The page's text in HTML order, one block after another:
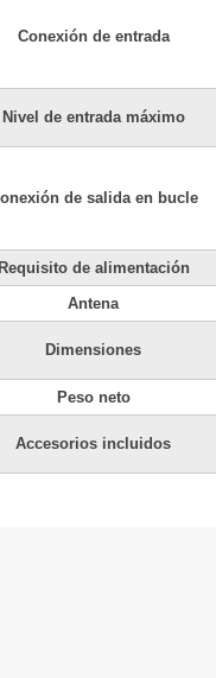
Conexión de entrada
Nivel de entrada máximo
de salida en bucle
Requisito de alimentación
Antena
Dimensiones
Peso neto
Accesorios incluidos